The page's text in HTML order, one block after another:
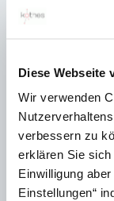
Diese Webseite
Wir verwenden
verbessern zu
erklären Sie
Einwilligung
Einstellungen“
fundiertem
nächsten
Ihre